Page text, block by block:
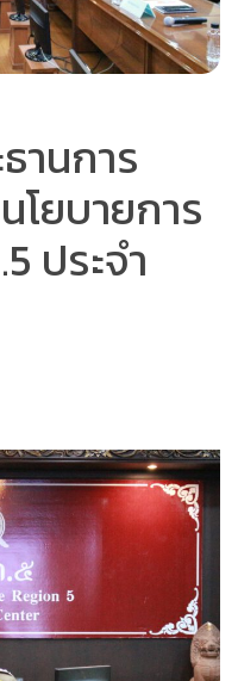
านการ
โยบายการ
ประจำ